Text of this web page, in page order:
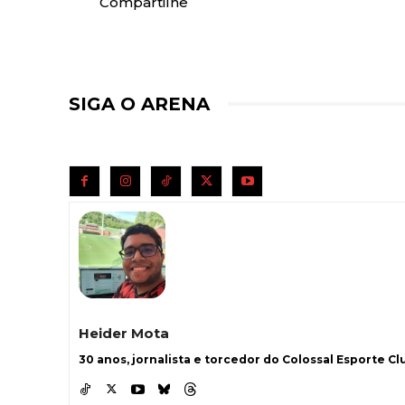
SIGA O ARENA
Heider Mota
30 anos, jornalista e torcedor do Colossal Esporte